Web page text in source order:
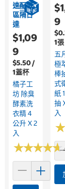
速配限
區隔日
達
$1,09
9
$5.50 /
1蓋杯
橘子工
坊 除臭
酵素洗
衣精 4
公升 X 2
入
★★★★★
★★★★★
9
1張
五
極
棒
式
紙
抽
入